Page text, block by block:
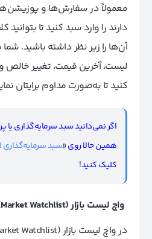
معمولاً در سفارش‌ها و
دارند را وارد سبد کنید تا
آن‌ها را زیر نظر داشته باشید.
لیست، آخرین قیمت، تغییر خالص
کنید تا به‌صورت مداوم برایتان
اگر نمی‌دانید سبد سرمایه‌گذاری یا
همین حالا روی«سبد سرمایه‌گذاری
کلیک کنید!
واچ لیست بازار (Market Watchlist)